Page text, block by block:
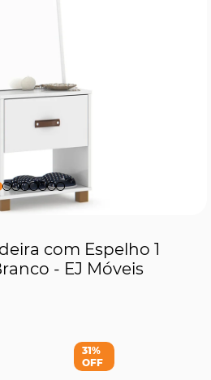
com Espelho 1
- EJ Móveis
31%
OFF